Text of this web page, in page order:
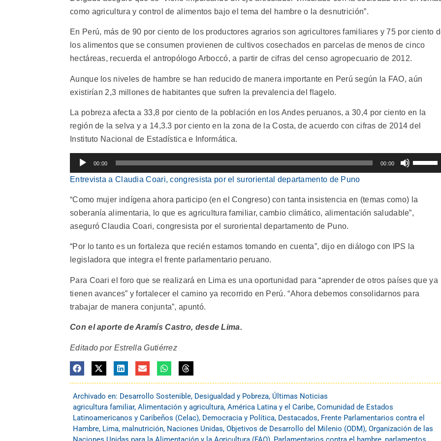
como agricultura y control de alimentos bajo el tema del hambre o la desnutrición”.
En Perú, más de 90 por ciento de los productores agrarios son agricultores familiares y 75 por ciento
los alimentos que se consumen provienen de cultivos cosechados en parcelas de menos de cinco
hectáreas, recuerda el antropólogo Arboccó, a partir de cifras del censo agropecuario de 2012.
Aunque los niveles de hambre se han reducido de manera importante en Perú según la FAO, aún
existirían 2,3 millones de habitantes que sufren la prevalencia del flagelo.
La pobreza afecta a 33,8 por ciento de la población en los Andes peruanos, a 30,4 por ciento en la
región de la selva y a 14,3.3 por ciento en la zona de la Costa, de acuerdo con cifras de 2014 del
Instituto Nacional de Estadística e Informática.
Reproductor
de
00:00 00:00
Utiliza
las
de
el
Entrevista a Claudia Coari, congresista por el suroriental departamento de Puno
“Como mujer indígena ahora participo (en el Congreso) con tanta insistencia en (temas como) la
soberanía alimentaria, lo que es agricultura familiar, cambio climático, alimentación saludable”,
aseguró Claudia Coari, congresista por el suroriental departamento de Puno.
“Por lo tanto es un fortaleza que recién estamos tomando en cuenta”, dijo en diálogo con IPS la
legisladora que integra el frente parlamentario peruano.
Para Coari el foro que se realizará en Lima es una oportunidad para “aprender de otros países que ya
tienen avances” y fortalecer el camino ya recorrido en Perú. “Ahora debemos consolidarnos para
trabajar de manera conjunta”, apuntó.
Con el aporte de Aramís Castro, desde Lima.
Editado por Estrella Gutiérrez
Archivado en: Desarrollo Sostenible, Desigualdad y Pobreza, Últimas Noticias
agricultura familiar, Alimentación y agricultura, América Latina y el Caribe, Comunidad de Estados
Latinoamericanos y Caribeños (Celac), Democracia y Política, Destacados, Frente Parlamentarios contra el
Hambre, Lima, malnutrición, Naciones Unidas, Objetivos de Desarrollo del Milenio (ODM), Organización de las